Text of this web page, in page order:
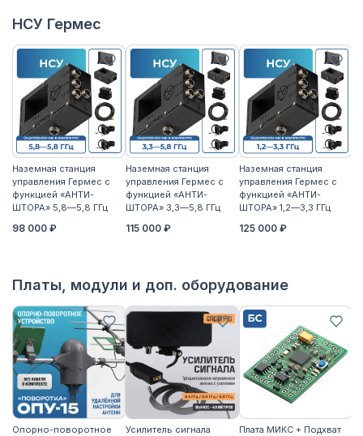
НСУ Гермес
Наземная станция
управления Гермес с
функцией «АНТИ-
ШТОРА» 5,8—5,8 ГГц
98 000 ₽
Наземная станция
управления Гермес с
функцией «АНТИ-
ШТОРА» 3,3—5,8 ГГц
115 000 ₽
Наземная станция
управления Гермес с
функцией «АНТИ-
ШТОРА» 1,2—3,3 ГГц
125 000 ₽
Платы, модули и доп. оборудование
Опорно-поворотное
Усилитель сигнала
Плата МИКС + Подхват